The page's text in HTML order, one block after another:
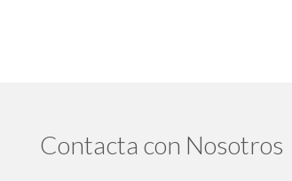
Contacta con Nosotros